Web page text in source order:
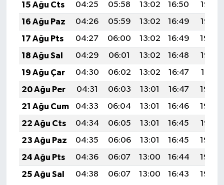
15 Ağu Cts
04:25 05:58 13:02 16:50
19:57
16 Ağu Paz
04:26 05:59 13:02 16:49
19:55
17 Ağu Pts
04:27 06:00 13:02 16:49
19:54
18 Ağu Sal
04:29 06:01 13:02 16:48
19:53
19 Ağu Çar
04:30 06:02 13:02 16:47
19:51
20 Ağu Per
04:31 06:03 13:01 16:47
19:50
21 Ağu Cum
04:33 06:04 13:01 16:46
19:48
22 Ağu Cts
04:34 06:05 13:01 16:45
19:47
23 Ağu Paz
04:35 06:06 13:01 16:45
19:46
24 Ağu Pts
04:36 06:07 13:00 16:44
19:44
25 Ağu Sal
04:38 06:07 13:00 16:43 19:43